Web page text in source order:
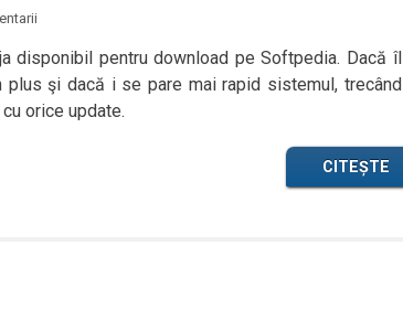
disponibil pentru download pe Softpedia. Dacă îl
şi dacă i se pare mai rapid sistemul, trecând
orice update.
CITEȘTE